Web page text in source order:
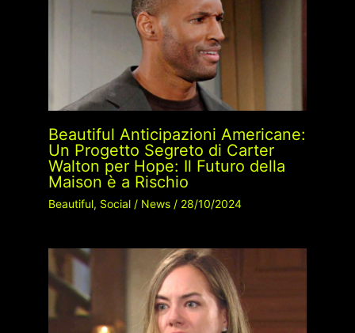
Beautiful Anticipazioni Americane:
Un Progetto Segreto di Carter
Walton per Hope: Il Futuro della
Maison è a Rischio
Beautiful, Social/ News/ 28/10/2024